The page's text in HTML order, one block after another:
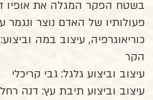
בשטח הפקר המגלה את אופיו
פעולותיו של האדם נוצר ונגמר
כוריאוגרפיה, עיצוב במה
הקר
עיצוב וביצוע גלגל: גבי קריכלי
עיצוב וביצוע תיבת עץ: דנה